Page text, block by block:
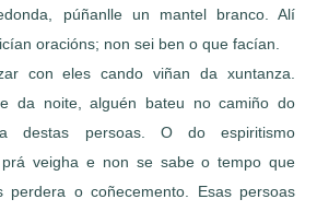
púñanlle un mantel branco. Alí
oracións; non sei ben o que facían.
con eles cando viñan da xuntanza.
da noite, alguén bateu no camiño do
destas persoas. O do espiritismo
prá veigha e non se sabe o tempo que
perdera o coñecemento. Esas persoas